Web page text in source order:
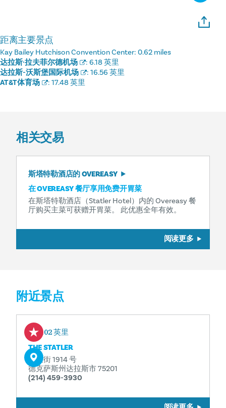
距离主要景点
Kay Bailey Hutchison Convention Center: 0.62 miles
达拉斯·拉夫菲尔德机场
: 6.18 英里
达拉斯-沃斯堡国际机场
: 16.56 英里
AT&T体育场
: 17.48 英里
相关交易
斯塔特勒酒店的 OVEREASY
在 OVEREASY 餐厅享用免费开胃菜
在斯塔特勒酒店（Statler Hotel）内的 Overeasy 餐
厅购买主菜可获赠开胃菜。 此优惠全年有效。
阅读更多
附近景点
0.02 英里
THE STATLER
商业街 1914 号
德克萨斯州达拉斯市 75201
(214) 459-3930